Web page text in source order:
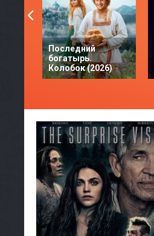
Последний
богатырь.
Колобок (2026)